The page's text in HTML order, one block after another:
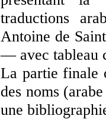
traductions
Antoine de
— avec tableau
La partie finale
des noms
une